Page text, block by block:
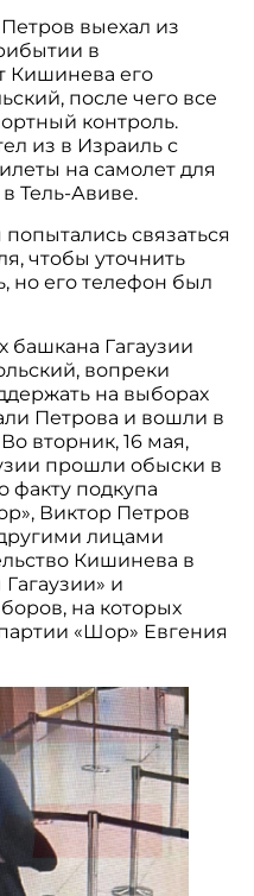
выехал из
в
Кишинева его
после чего все
контроль.
из в Израиль с
на самолет для
Тель-Авиве.
связаться
чтобы уточнить
но его телефон был
башкана Гагаузии
вопреки
на выборах
Петрова и вошли в
вторник, 16 мая,
прошли обыски в
факту подкупа
Виктор Петров
лицами
Кишинева в
и
на которых
«Шор» Евгения